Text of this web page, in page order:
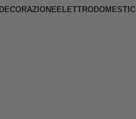
DECORAZIONE ELETTRODOMESTICI